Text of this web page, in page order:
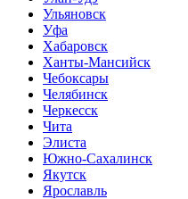
Ульяновск
Уфа
Хабаровск
Ханты-Мансийск
Чебоксары
Челябинск
Черкесск
Чита
Элиста
Южно-Сахалинск
Якутск
Ярославль